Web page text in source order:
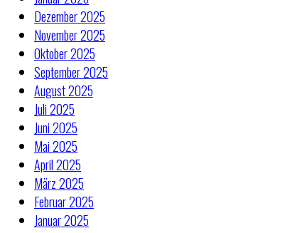
Dezember 2025
November 2025
Oktober 2025
September 2025
August 2025
Juli 2025
Juni 2025
Mai 2025
April 2025
März 2025
Februar 2025
Januar 2025